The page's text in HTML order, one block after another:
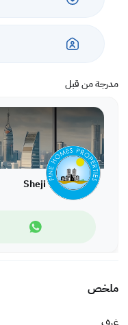
مدرجة من قبل
Sheji
ملخص